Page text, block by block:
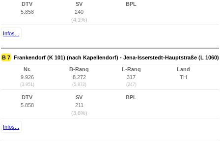
DTV
5.858
SV
240
(4,1%)
BPL
Infos...
B 7 Frankendorf (K 101) (nach Kapellendorf) - Jena-Isserstedt-Hauptstraße (L 1060)
Nr.
9.926
(3.951)
B-Rang
8.272
(5.872)
L-Rang
317
(247)
Land
TH
DTV
5.858
SV
211
(3,6%)
BPL
Infos...